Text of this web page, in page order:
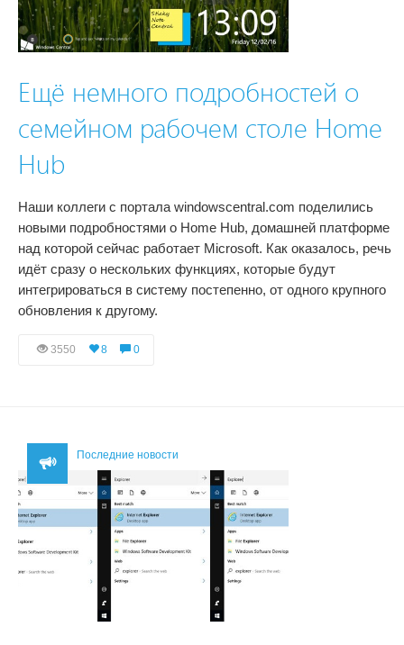
Ещё немного подробностей о
семейном рабочем столе Home
Hub
Наши коллеги с портала windowscentral.com поделились
новыми подробностями о Home Hub, домашней платформе
над которой сейчас работает Microsoft. Как оказалось, речь
идёт сразу о нескольких функциях, которые будут
интегрироваться в систему постепенно, от одного крупного
обновления к другому.
3550 8 0
Последние новости